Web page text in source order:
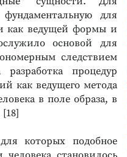
для
как ведущей формы и
основой для
следствием
процедур
как ведущего метода
в поле образа, в
которых подобное